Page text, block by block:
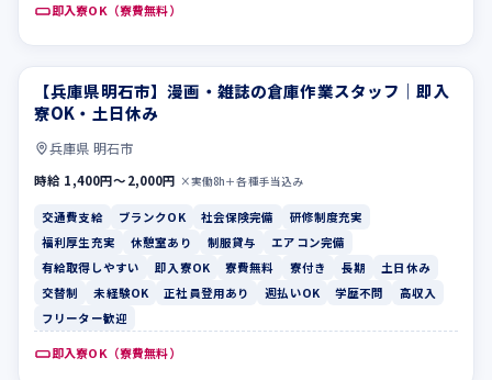
即入寮OK（寮費無料）
交通費支給 ブランクOK
【兵庫県明石市】漫画・雑誌の倉庫作業スタッフ｜即入
寮OK・土日休み
兵庫県 明石市
時給 1,400円〜2,000円 ×実働8h＋各種手当込み
交通費支給 ブランクOK 社会保険完備
研修制度充実
福利厚生充実
休憩室あり 制服貸与
エアコン完備
有給取得しやすい
即入寮OK 寮費無料 寮付き 長期
土日休み
交替制
未経験OK 正社員登用あり 週払いOK 学歴不問
高収入
フリーター歓迎
即入寮OK（寮費無料）